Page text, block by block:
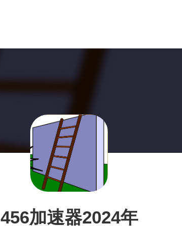
456加速器2024年